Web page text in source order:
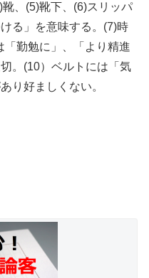
、(5)靴下、(6)スリッパ
る」を意味する。(7)時
「勤勉に」、「より精進
。(10）ベルトには「気
り好ましくない。